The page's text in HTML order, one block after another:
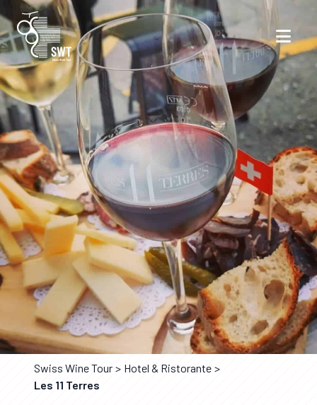
Swiss Wine Tour
Hotel & Ristorante
Les 11 Terres